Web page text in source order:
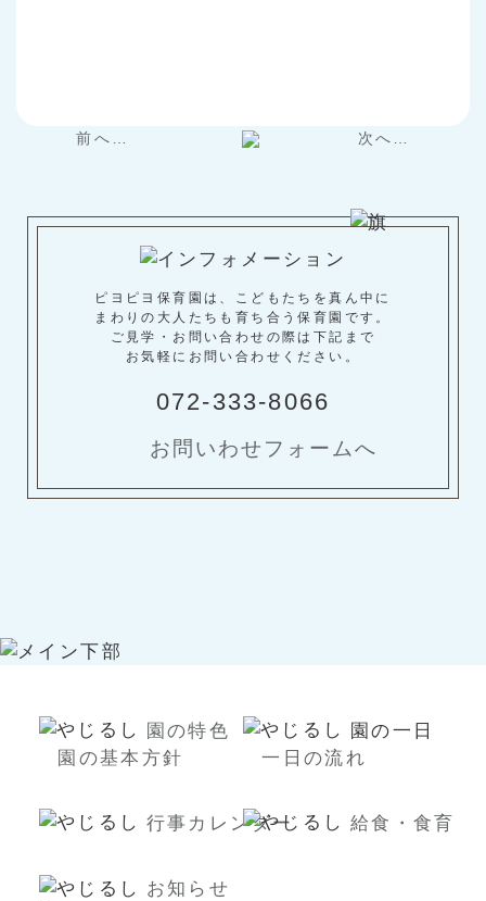
前へ… 次へ…
ピヨピヨ保育園は、こどもたちを真ん中に
まわりの大人たちも育ち合う保育園です。
ご見学・お問い合わせの際は下記まで
お気軽にお問い合わせください。
072-333-8066
お問いわせフォームへ
園の特色
園の基本方針
園の一日
一日の流れ
行事カレンダー 給食・食育
お知らせ